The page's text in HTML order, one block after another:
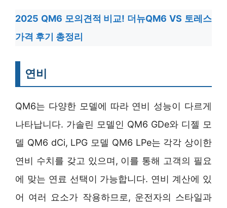
2025 QM6 모의견적 비교! 더뉴QM6 VS 토레스
가격 후기 총정리
연비
QM6는 다양한 모델에 따라 연비 성능이 다르게
나타납니다. 가솔린 모델인 QM6 GDe와 디젤 모
델 QM6 dCi, LPG 모델 QM6 LPe는 각각 상이한
연비 수치를 갖고 있으며, 이를 통해 고객의 필요
에 맞는 연료 선택이 가능합니다. 연비 계산에 있
어 여러 요소가 작용하므로, 운전자의 스타일과